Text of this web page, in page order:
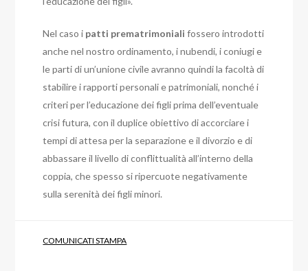
Nel caso i patti prematrimoniali fossero introdotti
anche nel nostro ordinamento, i nubendi, i coniugi e
le parti di un’unione civile avranno quindi la facoltà di
stabilire i rapporti personali e patrimoniali, nonché i
criteri per l’educazione dei figli prima dell’eventuale
crisi futura, con il duplice obiettivo di accorciare i
tempi di attesa per la separazione e il divorzio e di
abbassare il livello di conflittualità all’interno della
coppia, che spesso si ripercuote negativamente
sulla serenità dei figli minori.
COMUNICATI STAMPA